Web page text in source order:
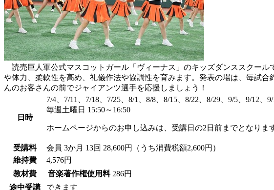
読売巨人軍公式マスコットガール「ヴィーナス」のキッズダンススクー
や体力、柔軟性を高め、礼儀作法や協調性を育みます。発表の場は、毎試
んのお客さんの前でジャイアンツ選手を応援しましょう！
日時
7/4、7/11、7/18、7/25、8/1、8/8、8/15、8/22、8/29、9/5、9/12、
毎週土曜日 15:50～16:50
ホームページからのお申し込みは、受講日の2日前までとなりま
受講料 会員 3か月 13回 28,600円（うち消費税額2,600円）
維持費
4,576円
教材費
音楽著作権使用料 286円
途中受講
できます